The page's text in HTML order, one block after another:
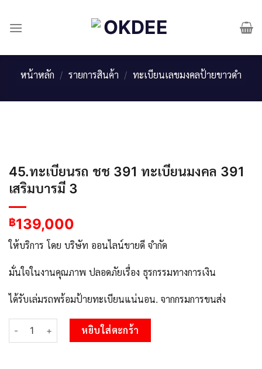
content
หน้าหลัก / รายการสินค้า / ทะเบียนเลขมงคลป้ายขาวดำ
45.ทะเบียนรถ ชช 391 ทะเบียนมงคล 391
เสริมบารมี 3
฿139,000
ให้บริการ โดย บริษัท ออนไลน์ขายดี จำกัด
มั่นใจในงานคุณภาพ ปลอดภัยเรื่อง ธุรกรรมทางการเงิน
ได้รับเล่มรถพร้อมป้ายทะเบียนแน่นอน. จากกรมการขนส่ง
จำนวน 45.ทะเบียนรถ ชช 391 ทะเบียนมงคล 391 เสริมบารมี 3 ชิ้น
หยิบใส่ตะกร้า